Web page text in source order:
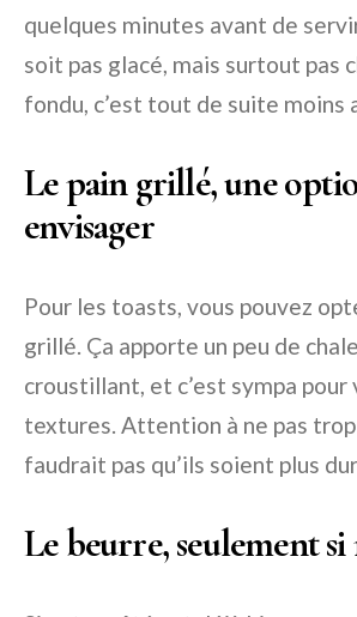
quelques minutes avant de
soit pas glacé, mais surtout pas
fondu, c’est tout de suite moins
Le pain grillé, une
envisager
Pour les toasts, vous pouvez
grillé. Ça apporte un peu de
croustillant, et c’est sympa pour
textures. Attention à ne pas
faudrait pas qu’ils soient plus
Le beurre, seulement si